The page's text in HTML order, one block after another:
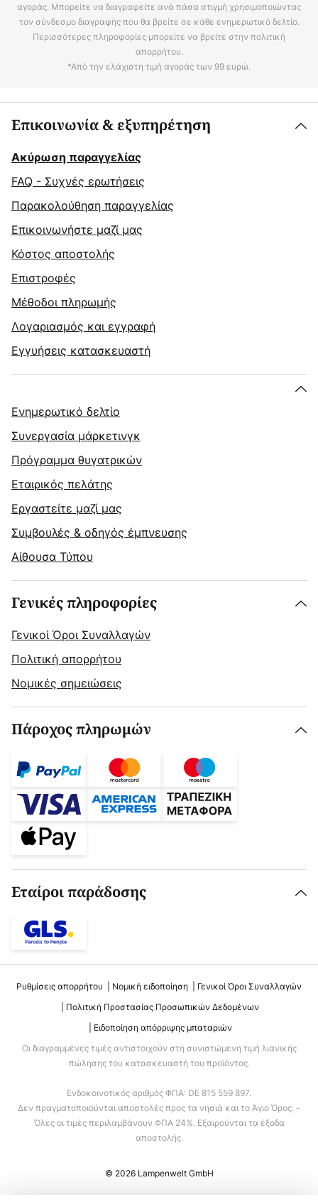
αγοράς. Μπορείτε να διαγραφείτε ανά πάσα στιγμή χρησιμοποιώντας
τον σύνδεσμο διαγραφής που θα βρείτε σε κάθε ενημερωτικό δελτίο.
Περισσότερες πληροφορίες μπορείτε να βρείτε στην πολιτική
απορρήτου.
*Από την ελάχιστη τιμή αγοράς των 99 ευρώ.
Επικοινωνία & εξυπηρέτηση
Ακύρωση παραγγελίας
FAQ - Συχνές ερωτήσεις
Παρακολούθηση παραγγελίας
Επικοινωνήστε μαζί μας
Κόστος αποστολής
Επιστροφές
Μέθοδοι πληρωμής
Λογαριασμός και εγγραφή
Εγγυήσεις κατασκευαστή
Ενημερωτικό δελτίο
Συνεργασία μάρκετινγκ
Πρόγραμμα θυγατρικών
Εταιρικός πελάτης
Εργαστείτε μαζί μας
Συμβουλές & οδηγός έμπνευσης
Αίθουσα Τύπου
Γενικές πληροφορίες
Γενικοί Όροι Συναλλαγών
Πολιτική απορρήτου
Νομικές σημειώσεις
Πάροχος πληρωμών
Εταίροι παράδοσης
Ρυθμίσεις απορρήτου Νομική ειδοποίηση
Γενικοί Όροι Συναλλαγών
Πολιτική Προστασίας Προσωπικών Δεδομένων
Ειδοποίηση απόρριψης μπαταριών
Οι διαγραμμένες τιμές αντιστοιχούν στη συνιστώμενη τιμή λιανικής
πώλησης του κατασκευαστή του προϊόντος.
Ενδοκοινοτικός αριθμός ΦΠΑ: DE 815 559 897.
Δεν πραγματοποιούνται αποστολές προς τα νησιά και το Άγιο Όρος. -
Όλες οι τιμές περιλαμβάνουν ΦΠΑ 24%. Εξαιρούνται τα έξοδα
αποστολής.
© 2026 Lampenwelt GmbH